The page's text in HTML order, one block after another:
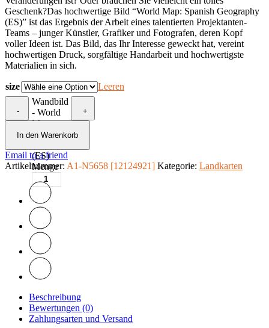
Geschenk?Das hochwertige Bild “World Map: Spanish Geography
(ES)” ist das Ergebnis der Arbeit eines talentierten Projektanten-
Teams – junger Künstler, Grafiker und Fotografen, deren Kopf
voller Ideen ist. Das Bild, das Ihr Interesse geweckt hat, vereint
hochwertigen Druck, sorgfältige Handarbeit und hochwertigste
Materialien in sich.
size Leeren
-
Wandbild
- World
Map:
Spanish
(ES)
Menge
+
In den Warenkorb
Email to a friend
Artikelnummer: A1-N5658 [12124921] Kategorie: Landkarten
Beschreibung
Bewertungen (0)
Zahlungsarten und Versand